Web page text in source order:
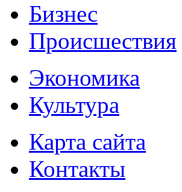
Бизнес
Происшествия
Экономика
Культура
Карта сайта
Контакты